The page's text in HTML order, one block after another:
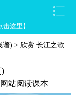
击这里】
谱) > 欣赏 长江之歌
)
站阅读课本